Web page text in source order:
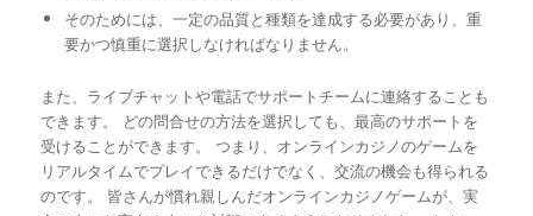
そのためには、一定の品質と種類を達成する必要があり、重
要かつ慎重に選択しなければなりません。
また、ライブチャットや電話でサポートチームに連絡することも
できます。 どの問合せの方法を選択しても、最高のサポートを
受けることができます。 つまり、オンラインカジノのゲームを
リアルタイムでプレイできるだけでなく、交流の機会も得られる
のです。 皆さんが慣れ親しんだオンラインカジノゲームが、実